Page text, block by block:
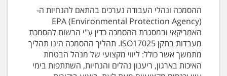
ההסמכה ונהלי העבודה נערכים בהתאם להנחיות ה-
EPA (Environmental Protection Agency)
האמריקאי ובמסגרת ההסמכה כדין ע"י הרשות להסמכת
מעבדות בתקן ISO17025. תהליך ההסמכה הינו תהליך
מתמשך אשר כולל: ליווי מקצועי של מנהל הבטחת
האיכות בארגון, ריענון נהלים והנחיות, השתתפות בימי